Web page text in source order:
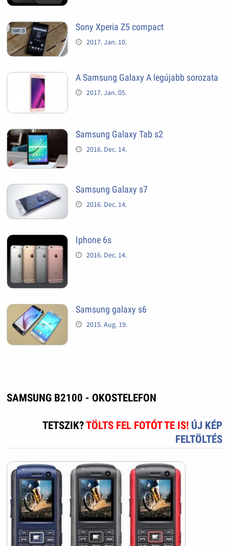
Sony Xperia Z5 compact
2017. Jan. 10.
A Samsung Galaxy A legújabb sorozata
2017. Jan. 05.
Samsung Galaxy Tab s2
2016. Dec. 14.
Samsung Galaxy s7
2016. Dec. 14.
Iphone 6s
2016. Dec. 14.
Samsung galaxy s6
2015. Aug. 19.
SAMSUNG B2100 - OKOSTELEFON
TETSZIK?TÖLTS FEL FOTÓT TE IS! ÚJ KÉP
FELTÖLTÉS